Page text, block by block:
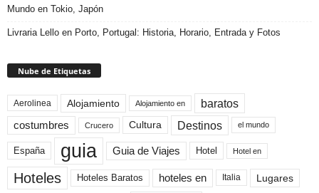
Mundo en Tokio, Japón
Livraria Lello en Porto, Portugal: Historia, Horario, Entrada y Fotos
Nube de Etiquetas
Aerolinea Alojamiento Alojamiento en baratos
costumbres Crucero Cultura Destinos el mundo
España guia Guia de Viajes Hotel Hotel en
Hoteles Hoteles Baratos hoteles en Italia Lugares